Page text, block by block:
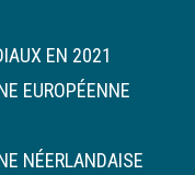
EN 2021
EUROPÉENNE
NÉERLANDAISE